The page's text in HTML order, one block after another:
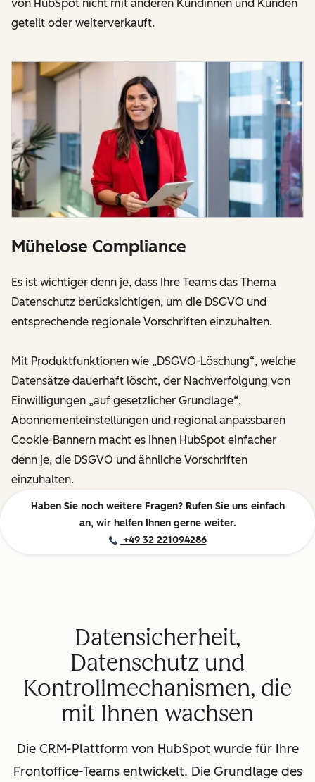
von HubSpot nicht mit anderen Kundinnen und Kunden
geteilt oder weiterverkauft.
Mühelose Compliance
Es ist wichtiger denn je, dass Ihre Teams das Thema
Datenschutz berücksichtigen, um die DSGVO und
entsprechende regionale Vorschriften einzuhalten.
Mit Produktfunktionen wie „DSGVO-Löschung“, welche
Datensätze dauerhaft löscht, der Nachverfolgung von
Einwilligungen „auf gesetzlicher Grundlage“,
Abonnementeinstellungen und regional anpassbaren
Cookie-Bannern macht es Ihnen HubSpot einfacher
denn je, die DSGVO und ähnliche Vorschriften
einzuhalten.
Haben Sie noch weitere Fragen? Rufen Sie uns einfach
an, wir helfen Ihnen gerne weiter.
+49 32 221094286
Datensicherheit,
Datenschutz und
Kontrollmechanismen, die
mit Ihnen wachsen
Die CRM-Plattform von HubSpot wurde für Ihre
Frontoffice-Teams entwickelt. Die Grundlage des